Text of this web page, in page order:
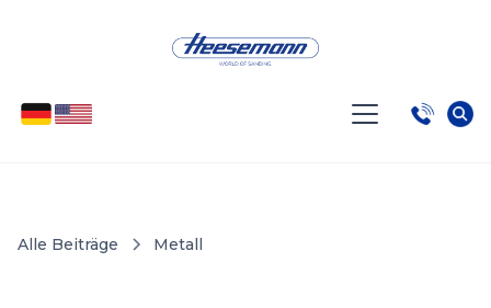
Alle Beiträge Metall